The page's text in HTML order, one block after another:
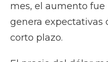
mes, el aumento
genera expectativas
corto plazo.